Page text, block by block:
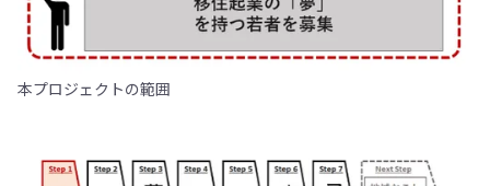
本プロジェクトの範囲